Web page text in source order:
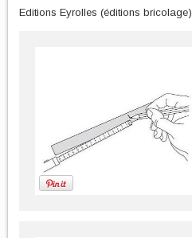
Editions Eyrolles (éditions bricolage)